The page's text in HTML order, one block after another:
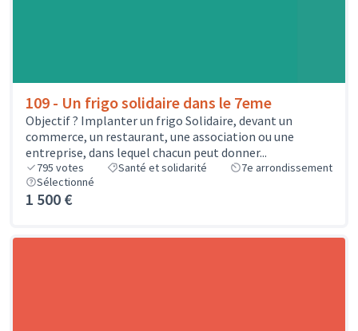
109 - Un frigo solidaire dans le 7eme
Objectif ? Implanter un frigo Solidaire, devant un
commerce, un restaurant, une association ou une
entreprise, dans lequel chacun peut donner...
795 votes Santé et solidarité
7e arrondissement
Sélectionné
1 500 €